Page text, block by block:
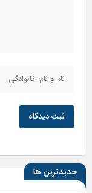
ثبت دیدگاه
جدیدترین ها